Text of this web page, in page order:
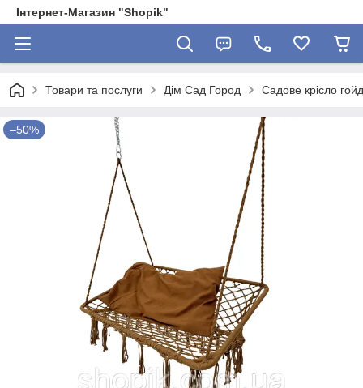
Інтернет-Магазин "Shopik"
Товари та послуги Дім Сад Город Садове крісло
–50%